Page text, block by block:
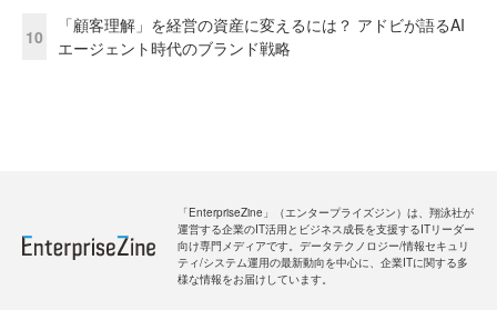
10
「顧客理解」を経営の資産に変えるには？ アドビが語るAI
エージェント時代のブランド戦略
「EnterpriseZine」（エンタープライズジン）は、翔泳社が
運営する企業のIT活用とビジネス成長を支援するITリーダー
向け専門メディアです。データテクノロジー/情報セキュリ
ティ/システム運用の最新動向を中心に、企業ITに関する多
様な情報をお届けしています。